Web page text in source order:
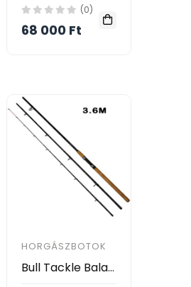
(0)
68 000 Ft
HORGÁSZBOTOK
Bull Tackle Balaton Lake Feeder 3.6M